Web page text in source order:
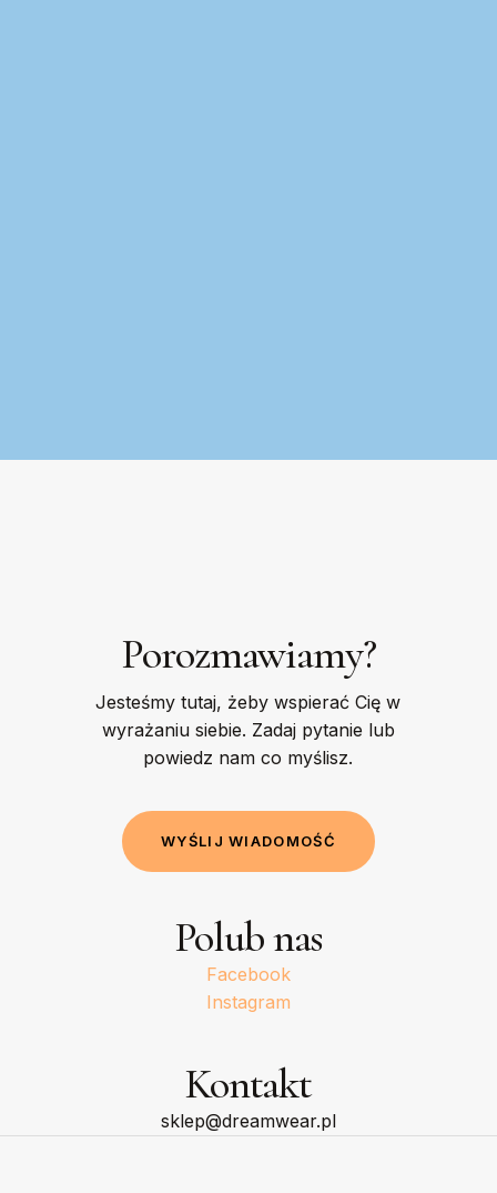
Porozmawiamy?
Jesteśmy tutaj, żeby wspierać Cię w
wyrażaniu siebie. Zadaj pytanie lub
powiedz nam co myślisz.
WYŚLI J WIADOMOŚĆ
Polub nas
Facebook
Instagram
Kontakt
sklep@dreamwear.pl